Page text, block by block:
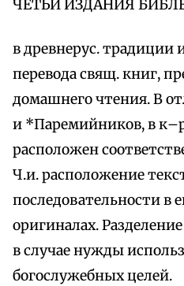
ЧЕТЬИ ИЗДАНИЯ
в древнерус. традиции
перевода свящ. книг,
домашнего чтения. В
и *Паремийников, в
расположен
Ч.и. расположение
последовательности в
оригиналах.
в случае нужды
богослужебных целей.